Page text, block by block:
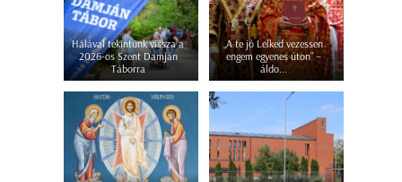
Hálával tekintünk vissza a
2026-os Szent Damján
Táborra
„A te jó Lelked vezessen
engem egyenes úton” –
áldo...